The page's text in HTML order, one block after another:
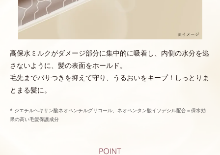
高保水ミルクがダメージ部分に集中的に吸着し、内側の水分を逃
さないように、髪の表面をホールド。
毛先までパサつきを抑えて守り、うるおいをキープ！しっとりま
とまる髪に。
* ジエチルヘキサン酸ネオペンチルグリコール、ネオペンタン酸イソデシル配合＝保水効
果の高い毛髪保護成分